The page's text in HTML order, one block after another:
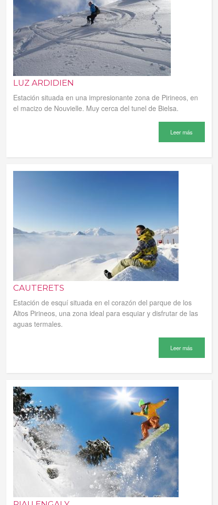
LUZ ARDIDIEN
Estación situada en una impresionante zona de Pirineos, en
el macizo de Nouvielle. Muy cerca del tunel de Bielsa.
Leer más
CAUTERETS
Estación de esquí situada en el corazón del parque de los
Altos Pirineos, una zona ideal para esquiar y disfrutar de las
aguas termales.
Leer más